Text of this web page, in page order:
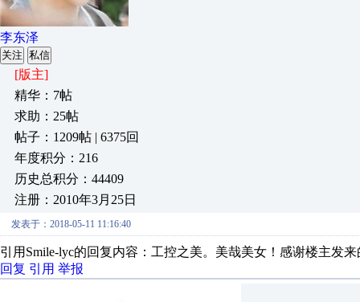
李东泽
关注 私信
[版主]
精华：7帖
求助：25帖
帖子：1209帖 | 6375回
年度积分：216
历史总积分：44409
注册：2010年3月25日
发表于：2018-05-11 11:16:40
引用Smile-lyc的回复内容：工控之美。美哉美女！感谢楼主发
回复 引用 举报